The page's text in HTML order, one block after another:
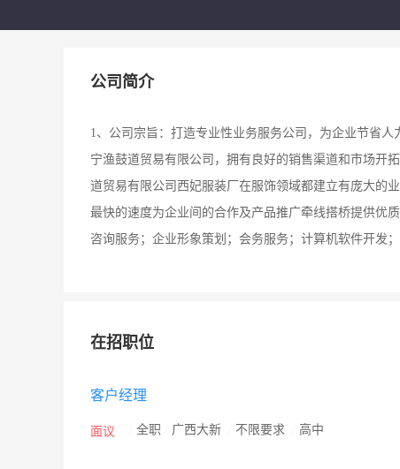
公司简介
1、公司宗旨：打造专业性业务服务公司，为企业节省
宁渔鼓道贸易有限公司，拥有良好的销售渠道和市场开
道贸易有限公司西妃服装厂在服饰领域都建立有庞大的
最快的速度为企业间的合作及产品推广牵线搭桥提供优
咨询服务；企业形象策划；会务服务；计算机软件开发；
在招职位
客户经理
面议 全职 广西大新 不限要求 高中